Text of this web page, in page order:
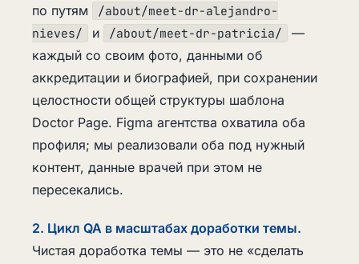
по путям
/about/meet-dr-alejandro-
nieves/
и /about/meet-dr-patricia/
—
каждый со своим фото, данными об
аккредитации и биографией, при сохранении
целостности общей структуры шаблона
Doctor Page. Figma агентства охватила оба
профиля; мы реализовали оба под нужный
контент, данные врачей при этом не
пересекались.
2. Цикл QA в масштабах доработки темы.
Чистая доработка темы — это не «сделать